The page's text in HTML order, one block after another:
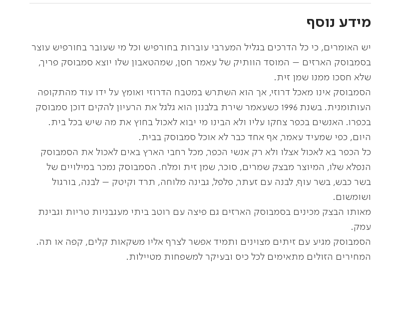
מידע נוסף
יש האומרים, כי כל הדרכים בגליל המערבי עוברות בחורפיש וכל מי שעובר בחורפיש עוצר
בסמבוסק הארזים – המוסד הוותיק של עאמר חסן, שמהטאבון שלו יוצא סמבוסק פריך,
שלא חסכו ממנו שמן זית.
הסמבוסק אינו מאכל דרוזי, אך הוא השתרש במטבח הדרוזי ואומץ על ידו עוד מהתקופה
העותומנית. בשנת 1996 כשעאמר שירת בלבנון הוא גלגל את הרעיון להקים דוכן סמבוסק
בכפרו. האנשים בכפר צחקו עליו ולא הבינו מי יבוא לאכול בחוץ את מה שיש בכל בית.
היום, כפי שמעיד עאמר, אף אחד כבר לא אוכל סמבוסק בבית.
כל הכפר בא לאכול אצלו ולא רק אנשי הכפר, מכל רחבי הארץ באים לאכול את הסמבוסק
הנפלא שלו, המיוצר מבצק שמרים, סוכר, שמן זית ומלח. הסמבוסק נמכר במילויים של
בשר כבש, בשר עוף, לבנה עם זעתר, פלפל, גבינה מלוחה, תרד וקיטק – לבנה, בורגול
ושומשום.
מאותו הבצק מכינים בסמבוסק הארזים גם פיצה עם רוטב ביתי מעגבניות טריות וגבינת
עמק.
הסמבוסק מגיע עם זיתים מצוינים ותמיד אפשר לצרף אליו משקאות קלים, קפה או תה.
המחירים הזולים מתאימים לכל כיס ובעיקר למשפחות מטיילות.